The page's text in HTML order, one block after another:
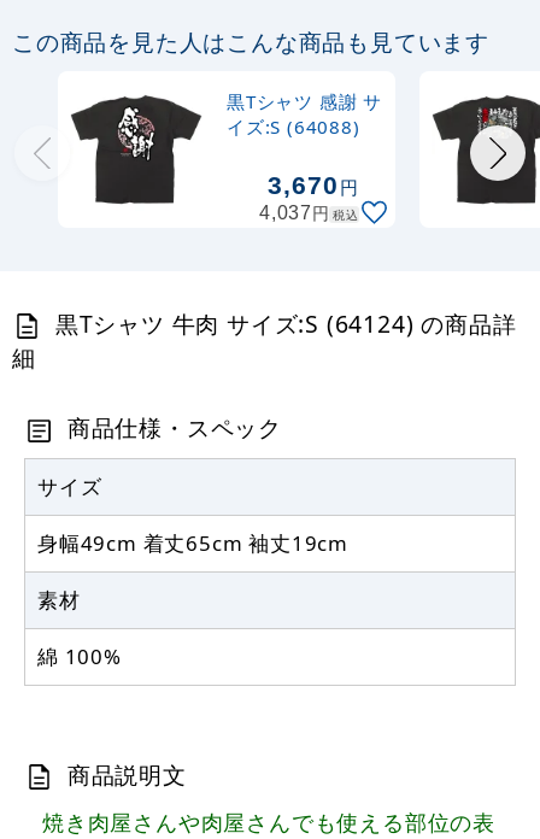
この商品を見た人はこんな商品も見ています
黒Tシャツ 感謝 サ
イズ:S (64088)
3,670円
4,037円 税込
黒Tシャツ 牛肉 サイズ:S (64124) の商品詳
細
商品仕様・スペック
サイズ
身幅49cm 着丈65cm 袖丈19cm
素材
綿 100%
商品説明文
焼き肉屋さんや肉屋さんでも使える部位の表